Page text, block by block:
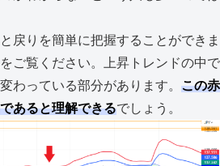
戻りを簡単に把握することができま
ご覧ください。上昇トレンドの中で
わっている部分があります。 この赤
あると理解できるでしょう。